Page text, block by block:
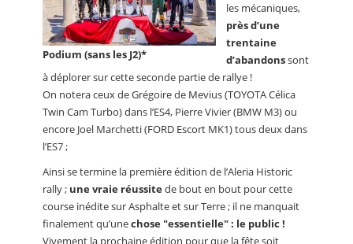
Podium (sans les J2)*
les mécaniques,
près d’une
trentaine
d’abandonssont
à déplorer sur cette seconde partie de rallye !
On notera ceux de Grégoire de Mevius (TOYOTA Célica
Twin Cam Turbo) dans l’ES4, Pierre Vivier (BMW M3) ou
encore Joel Marchetti (FORD Escort MK1) tous deux dans
l’ES7 ;
Ainsi se termine la première édition de l’Aleria Historic
rally ; une vraie réussitede bout en bout pour cette
course inédite sur Asphalte et sur Terre ; il ne manquait
finalement qu’unechose "essentielle" : le public !
Vivement la prochaine édition pour que la fête soit